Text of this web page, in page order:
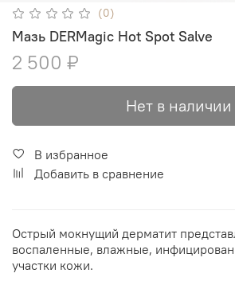
(0)
Мазь DERMagic Hot Spot Salve
2 500 ₽
Нет в наличии
В избранное
Добавить в сравнение
Острый мокнущий дерматит
воспаленные, влажные,
участки кожи.